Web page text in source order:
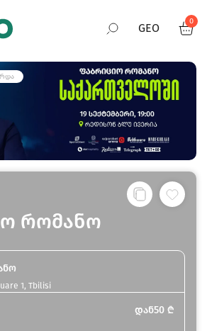
GEO
RUS
ENG
0
რომანო
1, Tbilisi
დან50 ₾